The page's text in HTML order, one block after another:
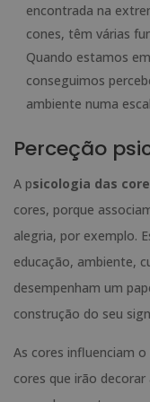
encontrada na
cones, têm várias
Quando estamos
conseguimos
ambiente numa
Perceção
A psicologia das
cores, porque
alegria, por exemplo.
educação, ambiente,
desempenham um
construção do seu
As cores influenciam o
cores que irão